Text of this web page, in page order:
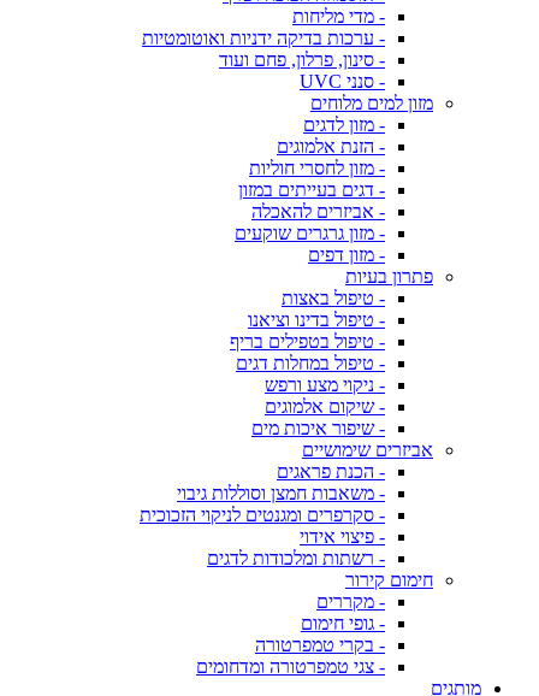
- מדי מליחות
- ערכות בדיקה ידניות ואוטומטיות
- סינון, פרלון, פחם ועוד
- סנני UVC
מזון למים מלוחים
- מזון לדגים
- הזנת אלמוגים
- מזון לחסרי חוליות
- דגים בעייתים במזון
- אביזרים להאכלה
- מזון גרגרים שוקעים
- מזון דפים
פתרון בעיות
- טיפול באצות
- טיפול בדינו וציאנו
- טיפול בטפילים בריף
- טיפול במחלות דגים
- ניקוי מצע ורפש
- שיקום אלמוגים
- שיפור איכות מים
אביזרים שימושיים
- הכנת פראגים
- משאבות חמצן וסוללות גיבוי
- סקרפרים ומגנטים לניקוי הזכוכית
- פיצוי אידוי
- רשתות ומלכודות לדגים
חימום קירור
- מקררים
- גופי חימום
- בקרי טמפרטורה
- צגי טמפרטורה ומדחומים
מותגים